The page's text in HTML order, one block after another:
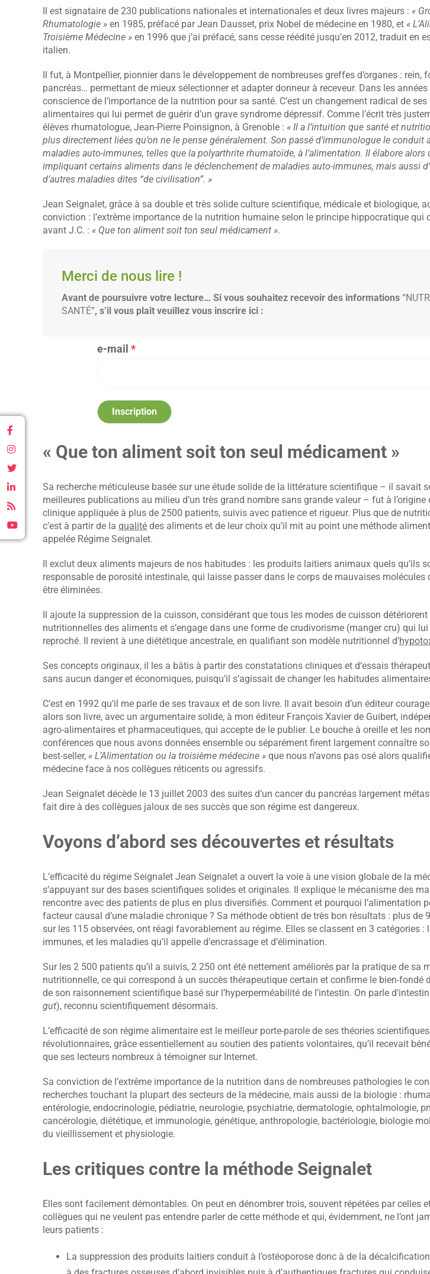
Il est signataire de 230 publications nationales et internationales et deux livres majeurs : «
Rhumatologie »en 1985, préfacé par Jean Dausset, prix Nobel de médecine en 1980, et «
Troisième Médecine »en 1996 que j’ai préfacé, sans cesse réédité jusqu’en 2012, traduit en
italien.
Il fut, à Montpellier, pionnier dans le développement de nombreuses greffes d’organes : rein,
pancréas… permettant de mieux sélectionner et adapter donneur à receveur. Dans les
conscience de l’importance de la nutrition pour sa santé. C’est un changement radical de
alimentaires qui lui permet de guérir d’un grave syndrome dépressif. Comme l’écrit très
élèves rhumatologue, Jean-Pierre Poinsignon, à Grenoble : « Il a l’intuition que santé et
plus directement liées qu’on ne le pense généralement. Son passé d’immunologue le conduit
maladies auto-immunes, telles que la polyarthrite rhumatoïde, à l’alimentation. Il élabore alors
impliquant certains aliments dans le déclenchement de maladies auto-immunes, mais aussi
d’autres maladies dites “de civilisation”. »
Jean Seignalet, grâce à sa double et très solide culture scientifique, médicale et biologique,
conviction : l’extrême importance de la nutrition humaine selon le principe hippocratique qui
avant J.C. : « Que ton aliment soit ton seul médicament ».
Merci de nous lire !
Avant de poursuivre votre lecture… Si vous souhaitez recevoir des informations
SANTÉ”, s’il vous plaît veuillez vous inscrire ici :
e-mail
Inscription
« Que ton aliment soit ton seul médicament »
Sa recherche méticuleuse basée sur une étude solide de la littérature scientifique – il savait
meilleures publications au milieu d’un très grand nombre sans grande valeur – fut à l’origine
clinique appliquée à plus de 2500 patients, suivis avec patience et rigueur. Plus que de
c’est à partir de la qualitédes aliments et de leur choix qu’il mit au point une méthode
appelée Régime Seignalet.
Il exclut deux aliments majeurs de nos habitudes : les produits laitiers animaux quels qu’ils
responsable de porosité intestinale, qui laisse passer dans le corps de mauvaises molécules
être éliminées.
Il ajoute la suppression de la cuisson, considérant que tous les modes de cuisson
nutritionnelles des aliments et s’engage dans une forme de crudivorisme (manger cru) qui
reproché. Il revient à une diététique ancestrale, en qualifiant son modèle nutritionnel d’
Ses concepts originaux, il les a bâtis à partir des constatations cliniques et d’essais
sans aucun danger et économiques, puisqu’il s’agissait de changer les habitudes
C’est en 1992 qu’il me parle de ses travaux et de son livre. Il avait besoin d’un éditeur
alors son livre, avec un argumentaire solide, à mon éditeur François Xavier de Guibert,
agro-alimentaires et pharmaceutiques, qui accepte de le publier. Le bouche à oreille et les
conférences que nous avons données ensemble ou séparément firent largement connaître
best-seller, « L’Alimentation ou la troisième médecine »que nous n’avons pas osé alors
médecine face à nos collègues réticents ou agressifs.
Jean Seignalet décède le 13 juillet 2003 des suites d’un cancer du pancréas largement
fait dire à des collègues jaloux de ses succès que son régime est dangereux.
Voyons d’abord ses découvertes et résultats
L’efficacité du régime Seignalet Jean Seignalet a ouvert la voie à une vision globale de la
s’appuyant sur des bases scientifiques solides et originales. Il explique le mécanisme des
rencontre avec des patients de plus en plus diversifiés. Comment et pourquoi l’alimentation
facteur causal d’une maladie chronique ? Sa méthode obtient de très bon résultats : plus de
sur les 115 observées, ont réagi favorablement au régime. Elles se classent en 3 catégories :
immunes, et les maladies qu’il appelle d’encrassage et d’élimination.
Sur les 2 500 patients qu’il a suivis, 2 250 ont été nettement améliorés par la pratique de sa
nutritionnelle, ce qui correspond à un succès thérapeutique certain et confirme le bien-fondé
de son raisonnement scientifique basé sur l’hyperperméabilité de l’intestin. On parle
gut), reconnu scientifiquement désormais.
L’efficacité de son régime alimentaire est le meilleur porte-parole de ses théories
révolutionnaires, grâce essentiellement au soutien des patients volontaires, qu’il recevait
que ses lecteurs nombreux à témoigner sur Internet.
Sa conviction de l’extrême importance de la nutrition dans de nombreuses pathologies le
recherches touchant la plupart des secteurs de la médecine, mais aussi de la biologie :
entérologie, endocrinologie, pédiatrie, neurologie, psychiatrie, dermatologie, ophtalmologie,
cancérologie, diététique, et immunologie, génétique, anthropologie, bactériologie, biologie
du vieillissement et physiologie.
Les critiques contre la méthode Seignalet
Elles sont facilement démontables. On peut en dénombrer trois, souvent répétées par celles
collègues qui ne veulent pas entendre parler de cette méthode et qui, évidemment, ne l’ont
leurs patients :
La suppression des produits laitiers conduit à l’ostéoporose donc à de la